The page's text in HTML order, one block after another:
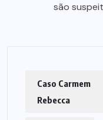
são
Caso Carmem
Rebecca